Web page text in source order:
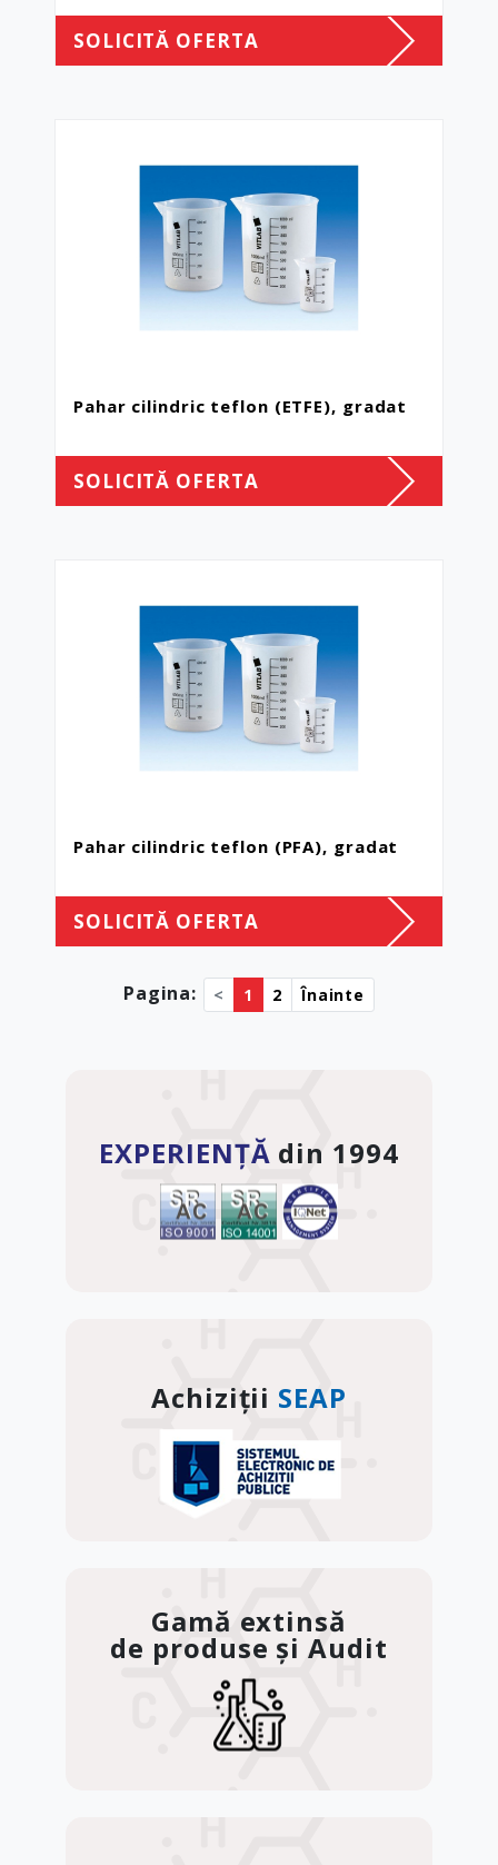
SOLICITĂ OFERTA
Pahar cilindric teflon (ETFE), gradat
SOLICITĂ OFERTA
Pahar cilindric teflon (PFA), gradat
SOLICITĂ OFERTA
Pagina: < 1 2 Înainte
EXPERIENȚĂ din 1994
Achiziții SEAP
Gamă extinsă
de produse și Audit